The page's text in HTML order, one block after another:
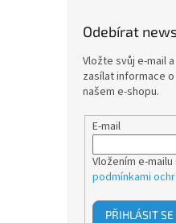
Odebírat
Vložte svůj e-mail
zasílat informace
našem e-shopu.
E-mail
Vložením e-
podmínkami
PŘIHLÁSIT SE